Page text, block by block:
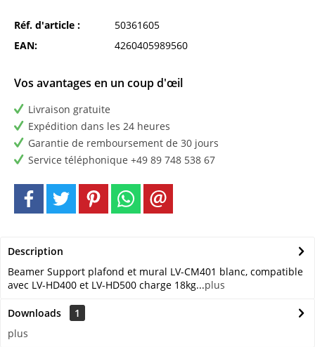
Réf. d'article :
50361605
EAN:
4260405989560
Vos avantages en un coup d'œil
Livraison gratuite
Expédition dans les 24 heures
Garantie de remboursement de 30 jours
Service téléphonique +49 89 748 538 67
Description
Beamer Support plafond et mural LV-CM401 blanc, compatible
avec LV-HD400 et LV-HD500 charge 18kg...plus
Downloads
1
plus